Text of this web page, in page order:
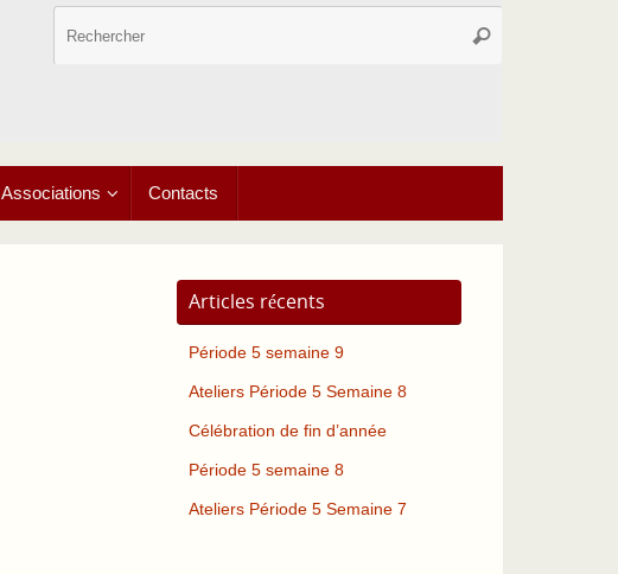
Rechercher
Associations Contacts
Articles récents
Période 5 semaine 9
Ateliers Période 5 Semaine 8
Célébration de fin d’année
Période 5 semaine 8
Ateliers Période 5 Semaine 7